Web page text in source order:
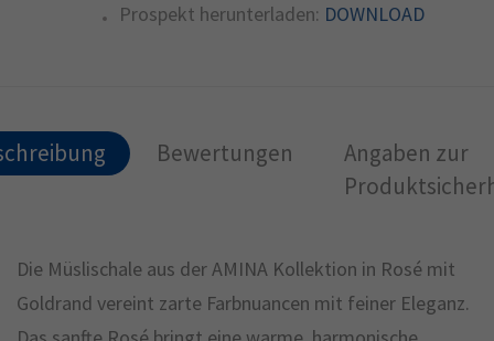
Prospekt herunterladen: DOWNLOAD
Bewertungen
Angaben zur
Die Müslischale aus der AMINA Kollektion in Rosé mit
Goldrand vereint zarte Farbnuancen mit feiner Eleganz.